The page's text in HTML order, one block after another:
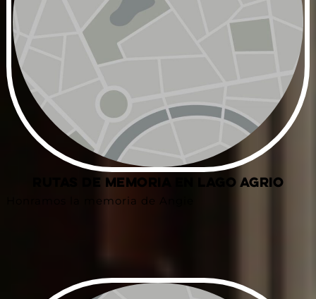
Rutas de Memoria en Lago Agrio
Honramos la memoria de Angie